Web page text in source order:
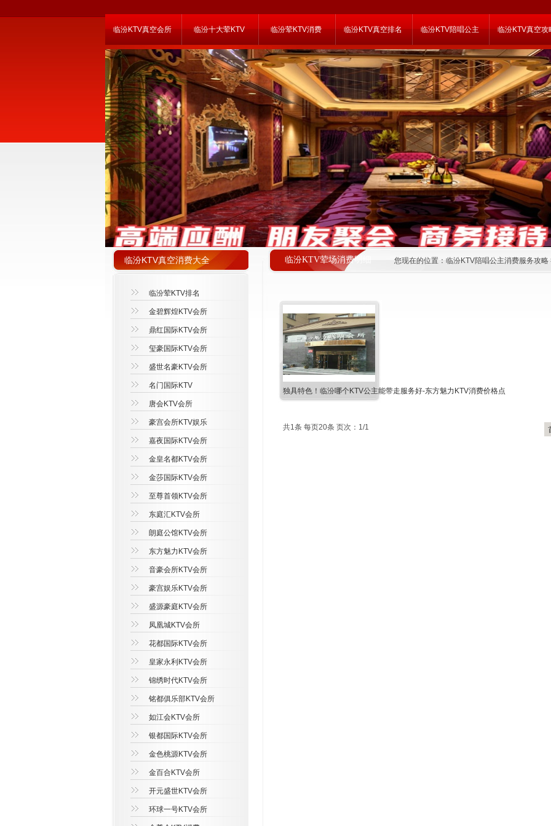
临汾KTV真空会所 临汾十大荤KTV 临汾荤KTV消费 临汾KTV真空排名 临汾KTV陪唱公主 临汾KTV真空攻
临汾KTV荤场消费明细 您现在的位置： 临汾KTV陪唱公主消费服务攻略
独具特色！临汾哪个KTV公主能带走服务好-东方魅力KTV消费价格点
共1条 每页20条 页次：1/1
临汾KTV真空消费大全
临汾荤KTV排名
金碧辉煌KTV会所
鼎红国际KTV会所
玺豪国际KTV会所
盛世名豪KTV会所
名门国际KTV
唐会KTV会所
豪宫会所KTV娱乐
嘉夜国际KTV会所
金皇名都KTV会所
金莎国际KTV会所
至尊首领KTV会所
东庭汇KTV会所
朗庭公馆KTV会所
东方魅力KTV会所
音豪会所KTV会所
豪宫娱乐KTV会所
盛源豪庭KTV会所
凤凰城KTV会所
花都国际KTV会所
皇家永利KTV会所
锦绣时代KTV会所
铭都俱乐部KTV会所
如江会KTV会所
银都国际KTV会所
金色桃源KTV会所
金百合KTV会所
开元盛世KTV会所
环球一号KTV会所